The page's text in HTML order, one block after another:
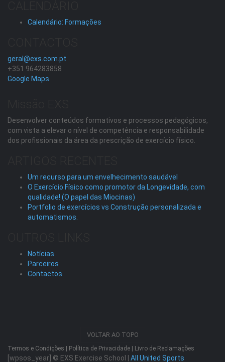
Calendário: Formações
geral@exs.com.pt
+351 964283858
Google Maps
Desenvolver conteúdos formativos e processos pedagógicos,
com vista a elevar o nível de competência e responsabilidade
dos profissionais da área da prescrição de exercício físico.
Um recurso para um envelhecimento saudável
O Exercício Físico como promotor da Longevidade, com
qualidade! (O papel das Miocinas)
Portfolio de exercícios vs Construção personalizada e
automatismos.
Notícias
Parceiros
Contactos
VOLTAR AO TOPO
Termos e Condições Política de Privacidade Livro de Reclamações
[wpsos_year] © EXS Exercise School | All United Sports